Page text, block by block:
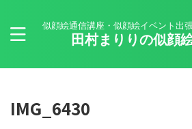
似顔絵通信講座・似顔絵イベント出
田村まりりの似顔
IMG_6430